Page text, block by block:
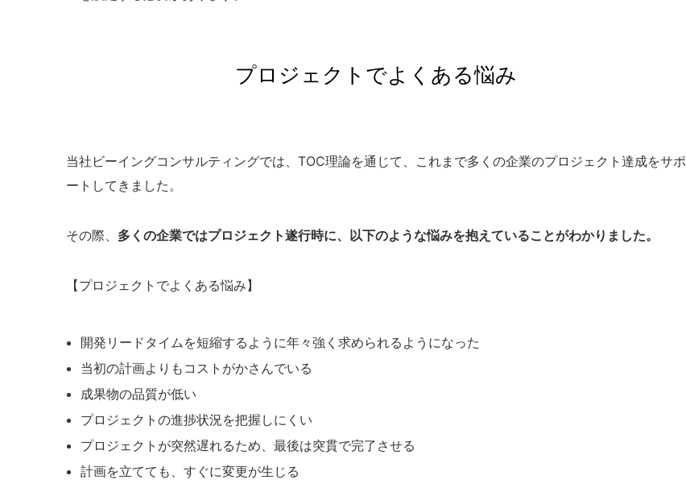
プロジェクトでよくある悩み
当社ビーイングコンサルティングでは、TOC理論を通じて、これまで多くの企業のプロジェクト達成をサポ
ートしてきました。
その際、 多くの企業ではプロジェクト遂行時に、以下のような悩みを抱えていることがわかりました。
【プロジェクトでよくある悩み】
開発リードタイムを短縮するように年々強く求められるようになった
当初の計画よりもコストがかさんでいる
成果物の品質が低い
プロジェクトの進捗状況を把握しにくい
プロジェクトが突然遅れるため、最後は突貫で完了させる
計画を立てても、すぐに変更が生じる